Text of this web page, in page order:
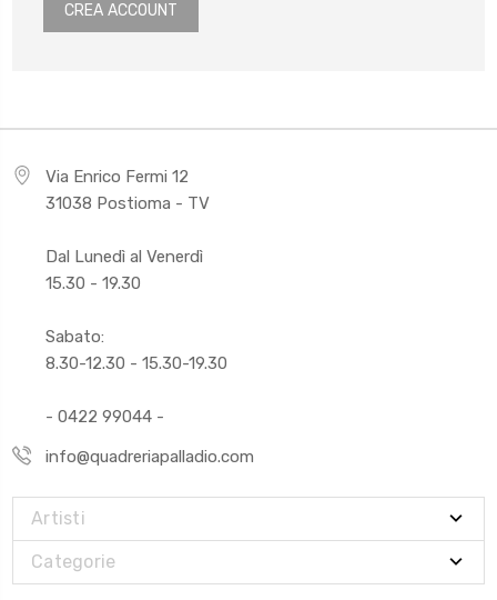
CREA ACCOUNT
Via Enrico Fermi 12
31038 Postioma - TV
Dal Lunedì al Venerdì
15.30 - 19.30
Sabato:
8.30-12.30 - 15.30-19.30
- 0422 99044 -
info@quadreriapalladio.com
Artisti
Categorie